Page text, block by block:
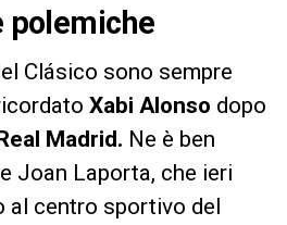
polemiche
Clásico sono sempre
Xabi Alonso dopo
Madrid. Ne è ben
Joan Laporta, che ieri
al centro sportivo del